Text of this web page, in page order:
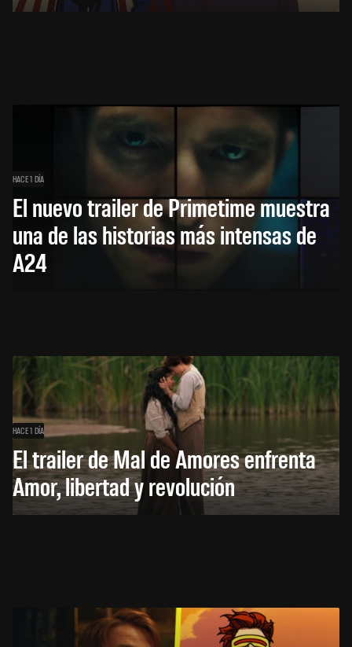
HACE 1 DÍA
El nuevo trailer de Primetime muestra
una de las historias más intensas de
A24
HACE 1 DÍA
El trailer de Mal de Amores enfrenta
Amor, libertad y revolución